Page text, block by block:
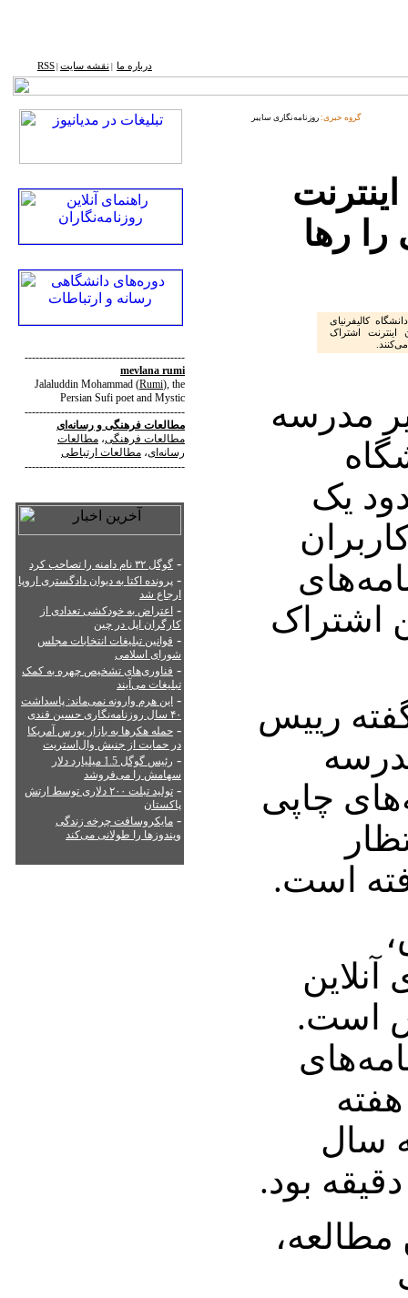
درباره ما نقشه ‌سایت RSS
--------------------------------------------
mevlana rumi
Jalaluddin Mohammad (Rumi), the
Persian Sufi poet and Mystic
--------------------------------------------
مطالعات فرهنگی و رسانه‌ای
مطالعات فرهنگی، مطالعات
رسانه‌ای، مطالعات ارتباطی
--------------------------------------------
- گوگل ۳۲ نام دامنه را تصاحب کرد
- پرونده اکتا به دیوان دادگستری اروپا
ارجاع شد
- اعتراض به خودکشی تعدادی از
کارگران اپل در چین
- قوانین تبلیغات انتخابات مجلس
شورای اسلامی
- فناوری‌های تشخیص چهره به کمک
تبلیغات می‌آیند
- این هرم وارونه نمی‌ماند: پاسداشت
۴۰ سال روزنامه‌نگاری حسین قندی
- حمله هکرها به بازار بورس آمریکا
در حمایت از جنبش وال‌استریت
-
رئیس گوگل 1.5 میلیارد دلار
سهامش را می‌فروشد
-
تولید تبلت ۲۰۰ دلاری توسط ارتش
پاکستان
- مایکروسافت چرخه زندگی
ویندوزها را طولانی می‌کند
گروه خبری: روزنامه‌نگاری سایبر
را رها
کالیفرنیای
از کاربران اینترنت اشتراک
مدرسه
یک
کاربران
اشتراک
رییس
چاپی
است.
است.
در هفته
سال
مطالعه،